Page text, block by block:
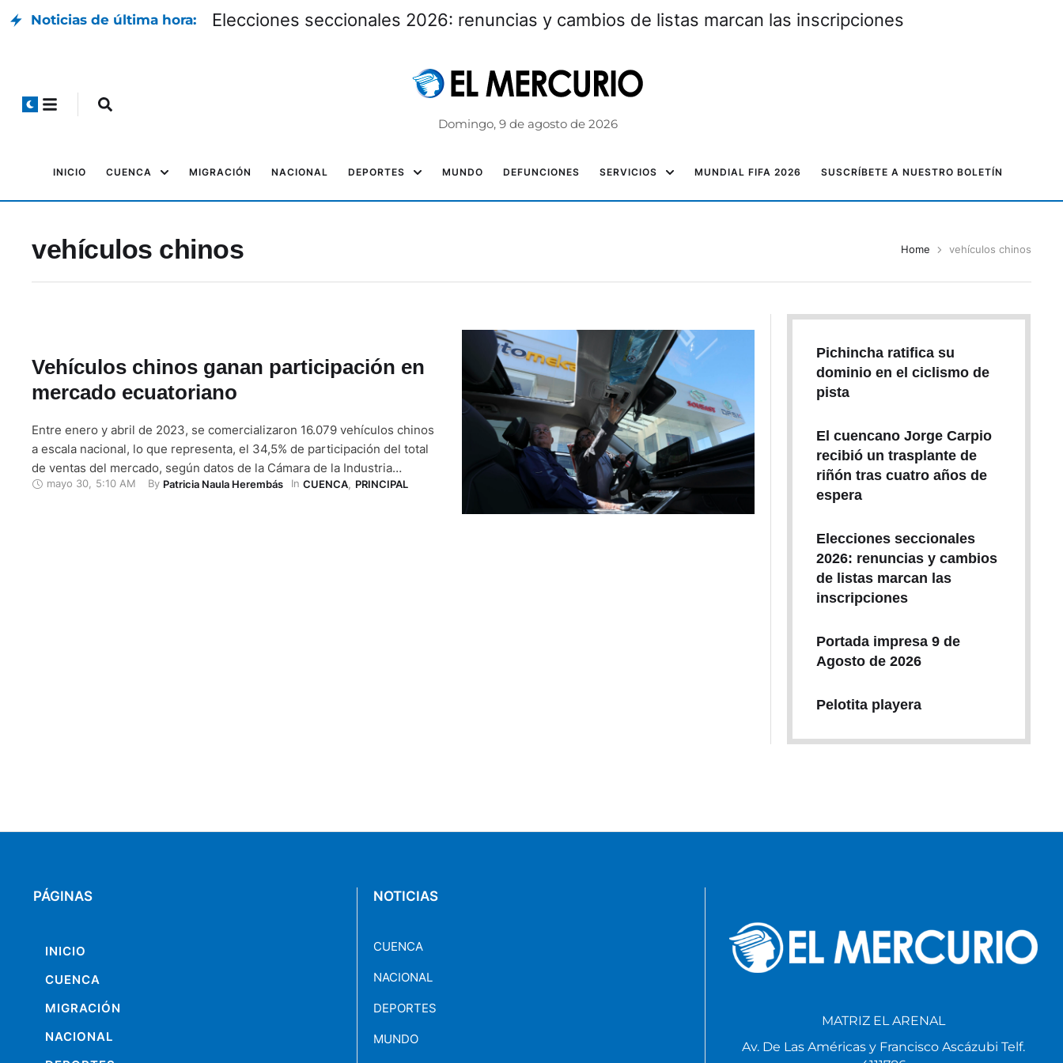
Noticias de última hora: Elecciones seccionales 2026: renuncias y cambios de listas marcan las inscripciones
Domingo, 9 de agosto de 2026
INICIO CUENCA MIGRACIÓN NACIONAL DEPORTES MUNDO DEFUNCIONES SERVICIOS MUNDIAL FIFA 2026 SUSCRÍBETE A NUESTRO BOLETÍN
vehículos chinos Home vehículos chinos
Vehículos chinos ganan participación en
mercado ecuatoriano
Entre enero y abril de 2023, se comercializaron 16.079 vehículos chinos
a escala nacional, lo que representa, el 34,5% de participación del total
de ventas del mercado, según datos de la Cámara de la Industria
Automotriz Ecuatoriana (Cinae). En los últimos años ha ido en aumento
mayo 30 5:10 AM By Patricia Naula Herembás In CUENCA, PRINCIPAL
Pichincha ratifica su
dominio en el ciclismo de
pista
El cuencano Jorge Carpio
recibió un trasplante de
riñón tras cuatro años de
espera
Elecciones seccionales
2026: renuncias y cambios
de listas marcan las
inscripciones
Portada impresa 9 de
Agosto de 2026
Pelotita playera
PÁGINAS
INICIO
CUENCA
MIGRACIÓN
NACIONAL
NOTICIAS
CUENCA
NACIONAL
DEPORTES
MUNDO
MATRIZ EL ARENAL
Av. De Las Américas y Francisco Ascázubi Telf.